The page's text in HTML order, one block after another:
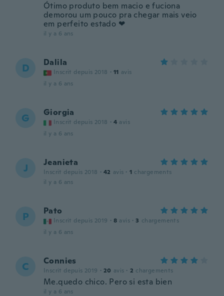
Ótimo produto bem macio e fuciona
demorou um pouco pra chegar mais veio
em perfeito estado ❤
il y a 6 ans
D Dalila
Inscrit depuis 2018 · 11 avis
il y a 6 ans
G Giorgia
Inscrit depuis 2018 · 4 avis
il y a 6 ans
J Jeanieta
Inscrit depuis 2018 · 42 avis · 1 chargements
il y a 6 ans
P Pato
Inscrit depuis 2019 · 8 avis · 3 chargements
il y a 6 ans
C Connies
Inscrit depuis 2019 · 20 avis · 2 chargements
Me.quedo chico. Pero si esta bien
il y a 6 ans